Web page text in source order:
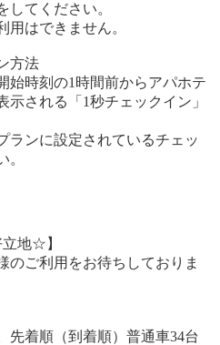
してください。
用はできません。
方法
始時刻の1時間前からアパホテ
される「1秒チェックイン」
ランに設定されているチェッ
。
立地☆】
のご利用をお待ちしておりま
着順（到着順）普通車34台